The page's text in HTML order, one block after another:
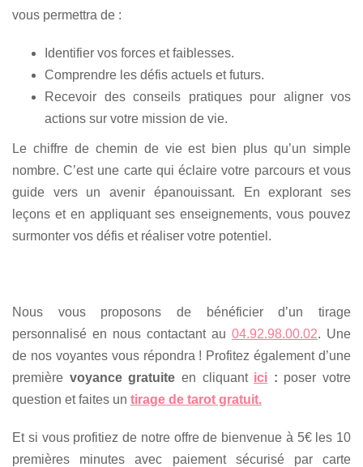
vous permettra de :
Identifier vos forces et faiblesses.
Comprendre les défis actuels et futurs.
Recevoir des conseils pratiques pour aligner vos
actions sur votre mission de vie.
Le chiffre de chemin de vie est bien plus qu’un simple
nombre. C’est une carte qui éclaire votre parcours et vous
guide vers un avenir épanouissant. En explorant ses
leçons et en appliquant ses enseignements, vous pouvez
surmonter vos défis et réaliser votre potentiel.
Nous vous proposons de bénéficier d’un tirage
personnalisé en nous contactant au 04.92.98.00.02. Une
de nos voyantes vous répondra ! Profitez également d’une
première voyance gratuite en cliquant ici : poser votre
question et faites un tirage de tarot gratuit.
Et si vous profitiez de notre offre de bienvenue à 5€ les 10
premières minutes avec paiement sécurisé par carte